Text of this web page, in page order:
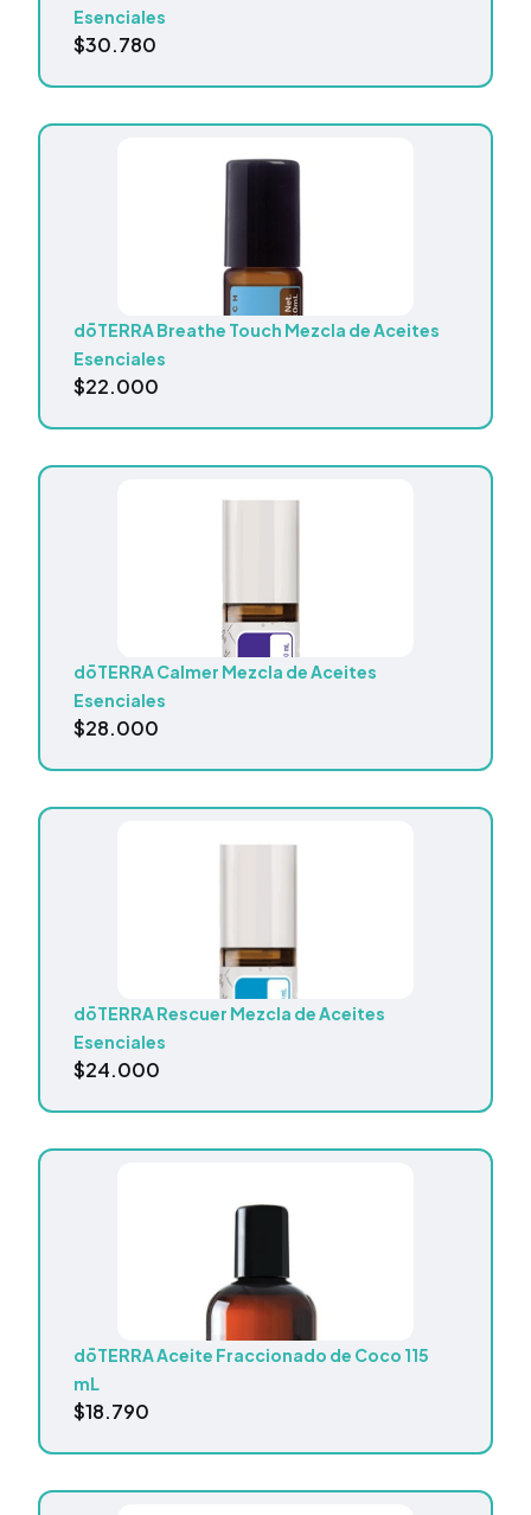
Esenciales
$30.780
dōTERRA Breathe Touch Mezcla de Aceites
Esenciales
$22.000
dōTERRA Calmer Mezcla de Aceites
Esenciales
$28.000
dōTERRA Rescuer Mezcla de Aceites
Esenciales
$24.000
dōTERRA Aceite Fraccionado de Coco 115
mL
$18.790